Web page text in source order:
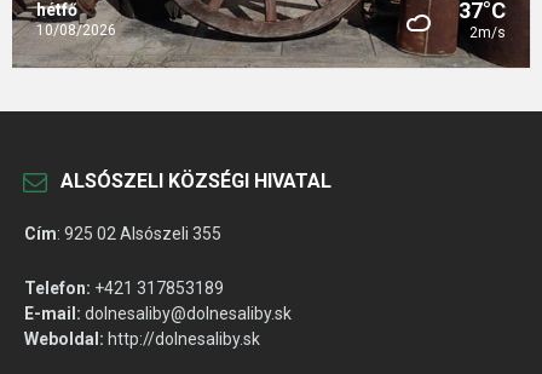
hétfő
10/08/2026
37°C
2m/s
ALSÓSZELI KÖZSÉGI HIVATAL
Cím: 925 02 Alsószeli 355
Telefon: +421 317853189
E-mail: dolnesaliby@dolnesaliby.sk
Weboldal: http://dolnesaliby.sk